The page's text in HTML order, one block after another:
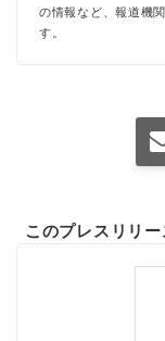
の情報など、報道機
す。
このプレスリリ